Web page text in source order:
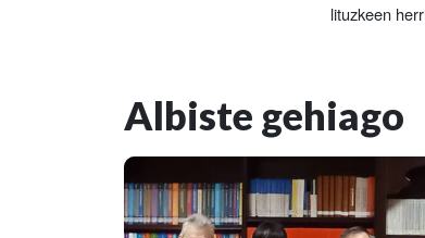
lituzkeen
Albiste gehiago